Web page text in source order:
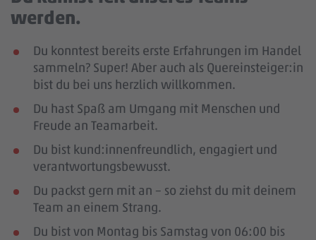
werden.
Du konntest bereits erste Erfahrungen im Handel
sammeln? Super! Aber auch als Quereinsteiger:in
bist du bei uns herzlich willkommen.
Du hast Spaß am Umgang mit Menschen und
Freude an Teamarbeit.
Du bist kund:innenfreundlich, engagiert und
verantwortungsbewusst.
Du packst gern mit an – so ziehst du mit deinem
Team an einem Strang.
Du bist von Montag bis Samstag von 06:00 bis